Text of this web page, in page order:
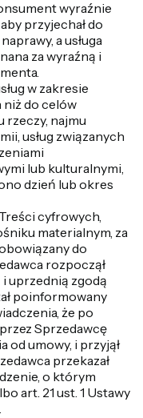
wyraźnie
przyjechał do
a usługa
za wyraźną i
w zakresie
niż do celów
rzeczy, najmu
usług związanych
lub kulturalnymi,
dzień lub okres
cyfrowych,
materialnym, za
do
rozpoczął
uprzednią zgodą
poinformowany
że po
Sprzedawcę
od umowy, i przyjął
przekazał
o którym
art. 21 ust. 1 Ustawy